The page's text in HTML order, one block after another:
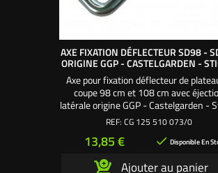
AXE FIXATION DÉFLECTEUR SD98 -
ORIGINE GGP - CASTELGARDEN -
Axe pour fixation déflecteur de
coupe 98 cm et 108 cm avec
latérale origine GGP - Castelgarden -
Alpina Axe fixation pour déflecteurs
125510073/0
REF: CG 125 510 073/0
Prix
13,85 €  Disponible En
Ajouter au panier